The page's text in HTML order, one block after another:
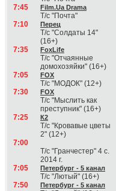
7:45
Film.Ua Drama
Т/с "Почта"
7:10
Перец
Т/с "Солдаты 14"
(16+)
7:35
FoxLife
Т/с "Отчаянные
домохозяйки" (16+)
7:05
FOX
Т/с "МОДОК" (12+)
7:30
FOX
Т/с "Мыслить как
преступник" (16+)
7:25
К2
Т/с "Кровавые цветы
2" (12+)
7:00
Т/с "Гранчестер" 4 с.
2014 г.
7:05
Петербург - 5 канал
Т/с "Лютый" (16+)
7:50
Петербург - 5 канал